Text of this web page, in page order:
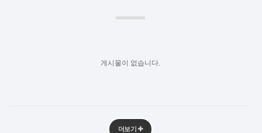
게시물이 없습니다.
더보기